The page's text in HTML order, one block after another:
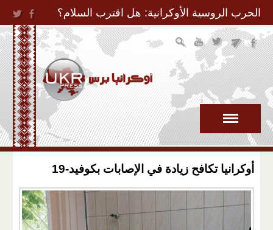
Jump to Navigation
الحرب الروسية الأوكرانية: هل اقترب السلام؟
أوكرانيا تكافح زيادة في الإصابات بكوفيد-19